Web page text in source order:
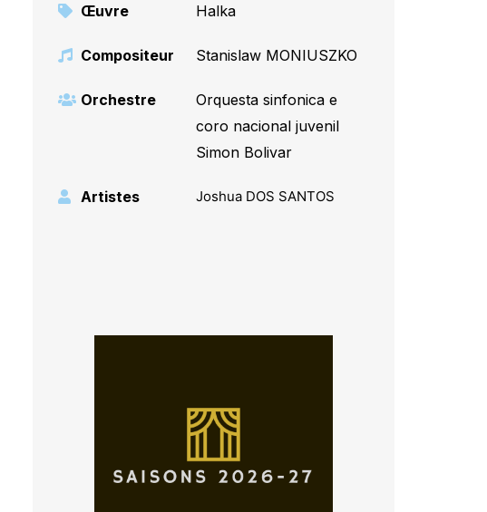
Œuvre Halka
Compositeur Stanislaw MONIUSZKO
Orchestre
Orquesta sinfonica e
coro nacional juvenil
Simon Bolivar
Artistes Joshua DOS SANTOS